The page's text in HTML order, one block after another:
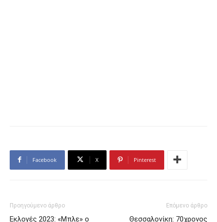
Facebook X Pinterest
Προηγούμενο άρθρο
Εκλογές 2023: «Μπλε» ο
Επόμενο άρθρο
Θεσσαλονίκη: 70χρονος